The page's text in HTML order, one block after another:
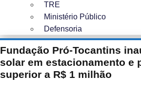
TRE
Ministério Público
Defensoria
Fundação Pró-Tocantins
solar em estacionamento e
superior a R$ 1 milhão